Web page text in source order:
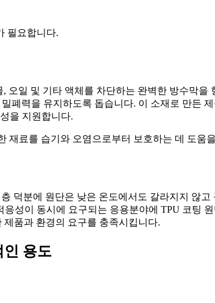
필요합니다.
오일 및 기타 액체를 차단하는 완벽한 방수막
폐력을 유지하도록 돕습니다. 이 소재로 만든
을 지원합니다.
재료를 습기와 오염으로부터 보호하는 데 도움
덕분에 원단은 낮은 온도에서도 갈라지지 않
성이 동시에 요구되는 응용분야에 TPU 코팅
품과 환경의 요구를 충족시킵니다.
인 용도